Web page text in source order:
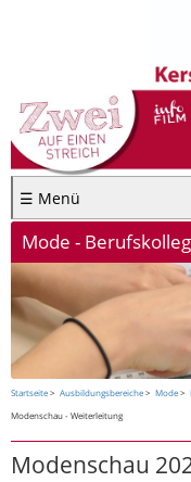
☰ Menü
Mode -
Startseite Ausbildungsbereiche Mode
Modenschau - Weiterleitung
Modenschau